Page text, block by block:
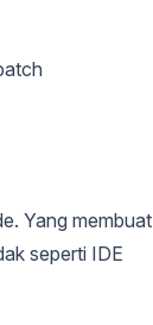
Yang membuat
seperti IDE